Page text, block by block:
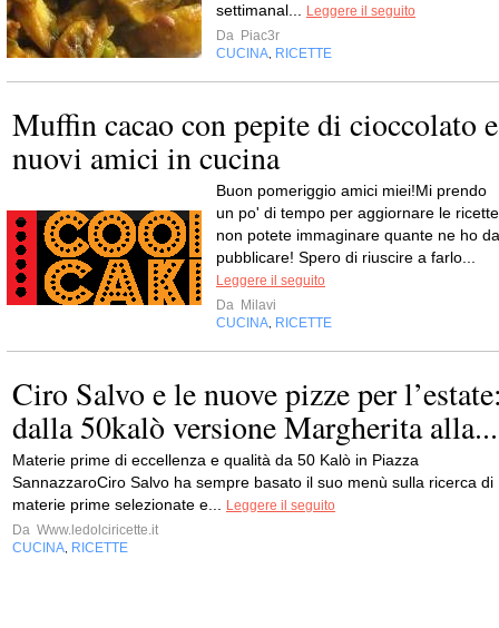
settimanal...
Leggere il seguito
Da Piac3r
CUCINA RICETTE
Muffin cacao con pepite di cioccolato e
nuovi amici in cucina
Buon pomeriggio amici miei!Mi prendo
un po' di tempo per aggiornare le
non potete immaginare quante ne ho da
pubblicare! Spero di riuscire a farlo...
Leggere il seguito
Da Milavi
CUCINA RICETTE
Ciro Salvo e le nuove pizze per
dalla 50kalò versione Margherita alla...
Materie prime di eccellenza e qualità da 50 Kalò in Piazza
SannazzaroCiro Salvo ha sempre basato il suo menù sulla ricerca di
materie prime selezionate e...
Leggere il seguito
Da Www.ledolciricette.it
CUCINA RICETTE